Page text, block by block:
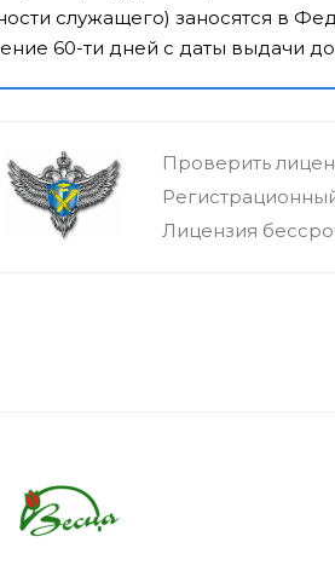
служащего) заносятся в
60-ти дней с даты выдачи
Проверить
Лицензия